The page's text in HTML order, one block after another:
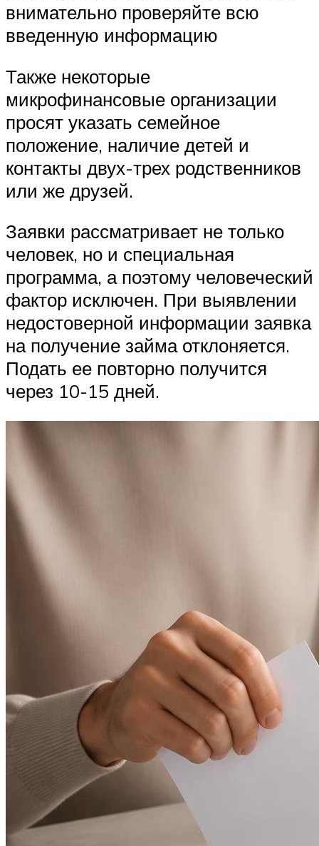
внимательно проверяйте всю
введенную информацию
Также некоторые
микрофинансовые организации
просят указать семейное
положение, наличие детей и
контакты двух-трех родственников
или же друзей.
Заявки рассматривает не только
человек, но и специальная
программа, а поэтому человеческий
фактор исключен. При выявлении
недостоверной информации заявка
на получение займа отклоняется.
Подать ее повторно получится
через 10-15 дней.